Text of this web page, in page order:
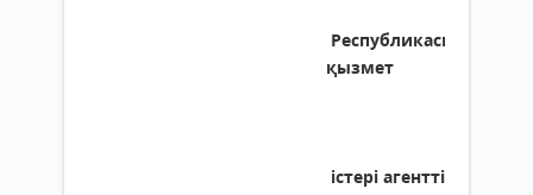
Республикасы
қызмет
істері агенттігінің